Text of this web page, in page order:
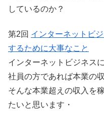
しているのか？
第2回 インターネットビ
するために大事なこと
インターネットビジネス
社員の方であれば本業の
そんな本業超えの収入を
たいと思います・